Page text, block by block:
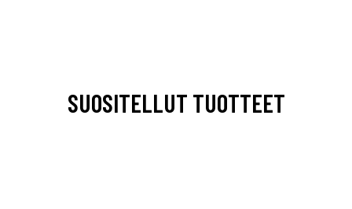
SUOSITELLUT TUOTTEET